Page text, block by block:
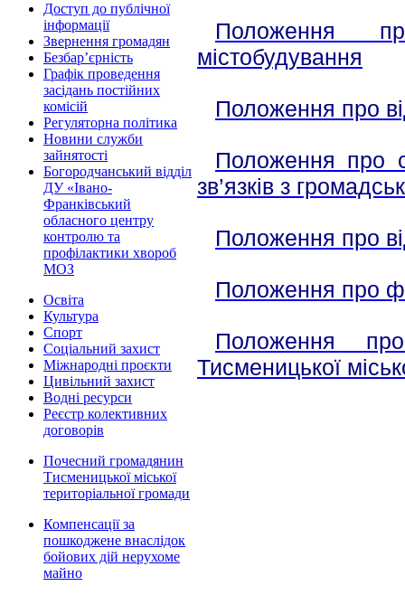
Доступ до публічної
інформації
Звернення громадян
Безбар’єрність
Графік проведення
засідань постійних
комісій
Регуляторна політика
Новини служби
зайнятості
Богородчанський відділ
ДУ «Івано-
Франківський
обласного центру
контролю та
профілактики хвороб
МОЗ
Освіта
Культура
Спорт
Соціальний захист
Міжнародні проєкти
Цивільний захист
Водні ресурси
Реєстр колективних
договорів
Почесний громадянин
Тисменицької міської
територіальної громади
Компенсації за
пошкоджене внаслідок
бойових дій нерухоме
майно
Положення
містобудування
Положення про
Положення про
зв’язків з
Положення про
Положення про
Положення
Тисменицької